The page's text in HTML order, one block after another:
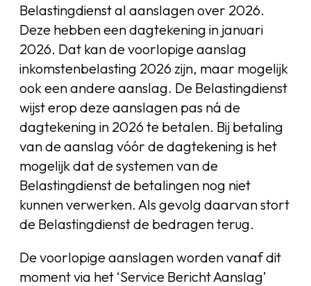
Belastingdienst al aanslagen over 2026.
Deze hebben een dagtekening in januari
2026. Dat kan de voorlopige aanslag
inkomstenbelasting 2026 zijn, maar mogelijk
ook een andere aanslag. De Belastingdienst
wijst erop deze aanslagen pas ná de
dagtekening in 2026 te betalen. Bij betaling
van de aanslag vóór de dagtekening is het
mogelijk dat de systemen van de
Belastingdienst de betalingen nog niet
kunnen verwerken. Als gevolg daarvan stort
de Belastingdienst de bedragen terug.
De voorlopige aanslagen worden vanaf dit
moment via het ‘Service Bericht Aanslag’